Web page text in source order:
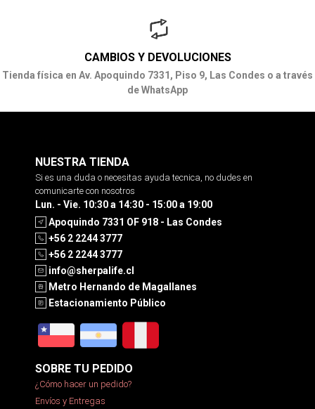
CAMBIOS Y DEVOLUCIONES
Tienda física en Av. Apoquindo 7331, Piso 9, Las Condes o a través
de WhatsApp
NUESTRA TIENDA
Si es una duda o necesitas ayuda tecnica, no dudes en
comunicarte con nosotros
Lun. - Vie. 10:30 a 14:30 - 15:00 a 19:00
Apoquindo 7331 OF 918 - Las Condes
+56 2 2244 3777
+56 2 2244 3777
info@sherpalife.cl
Metro Hernando de Magallanes
Estacionamiento Público
SOBRE TU PEDIDO
¿Cómo hacer un pedido?
Envíos y Entregas